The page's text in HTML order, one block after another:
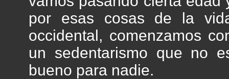
por esas cosas de la
occidental, comenzamos
un sedentarismo que no
bueno para nadie.